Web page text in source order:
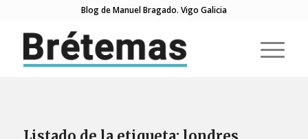
Blog de Manuel Bragado. Vigo Galicia